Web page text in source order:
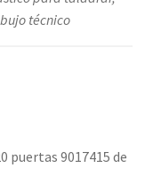
técnico
puertas 9017415 de